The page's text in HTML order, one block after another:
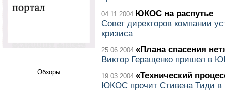
Обзоры
04.11.2004 ЮКОС на распутье
Совет директоров компании
кризиса
25.06.2004 «Плана спасения
Виктор Геращенко пришел в
19.03.2004 «Технический
ЮКОС прочит Стивена Тиди в